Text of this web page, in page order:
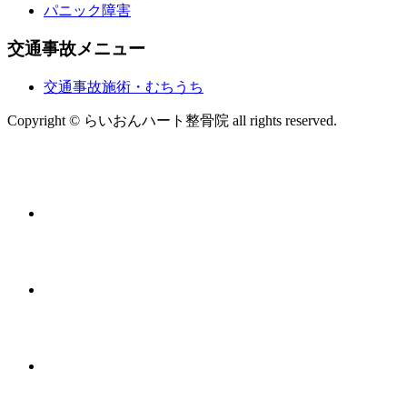
パニック障害
交通事故メニュー
交通事故施術・むちうち
Copyright © らいおんハート整骨院 all rights reserved.